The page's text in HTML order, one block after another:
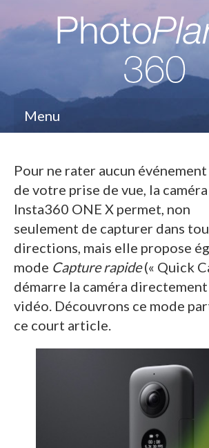
Menu
Pour ne rater aucun
de votre prise de vue, la caméra
Insta360 ONE X permet, non
seulement de capturer dans
directions, mais elle propose
mode Capture rapide(« Quick
démarre la caméra
vidéo. Découvrons ce mode
ce court article.